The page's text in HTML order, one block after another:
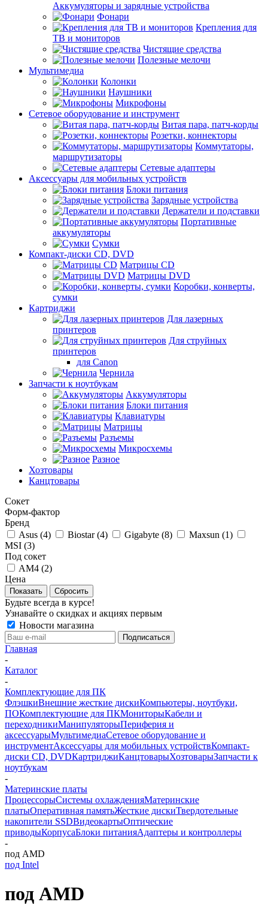
Аккумуляторы и зарядные устройства
Фонари
Крепления для
ТВ и мониторов
Чистящие средства
Полезные мелочи
Мультимедиа
Колонки
Наушники
Микрофоны
Сетевое оборудование и инструмент
Витая пара, патч-корды
Розетки, коннекторы
Коммутаторы,
маршрутизаторы
Сетевые адаптеры
Аксессуары для мобильных устройств
Блоки питания
Зарядные устройства
Держатели и подставки
Портативные
аккумуляторы
Сумки
Компакт-диски CD, DVD
Матрицы CD
Матрицы DVD
Коробки, конверты,
сумки
Картриджи
Для лазерных
принтеров
Для струйных
принтеров
для Canon
Чернила
Запчасти к ноутбукам
Аккумуляторы
Блоки питания
Клавиатуры
Матрицы
Разъемы
Микросхемы
Разное
Хозтовары
Канцтовары
Сокет
Форм-фактор
Бренд
Asus (4) Biostar (4) Gigabyte (8) Maxsun (1)
MSI (3)
Под сокет
AM4 (2)
Цена
Сбросить
Будьте всегда в курсе!
Узнавайте о скидках и акциях первым
Новости магазина
Главная
-
Каталог
-
Комплектующие для ПК
ФлэшкиВнешние жесткие дискиКомпьютеры, ноутбуки,
ПОКомплектующие для ПКМониторыКабели и
переходникиМанипуляторыПериферия и
аксессуарыМультимедиаСетевое оборудование и
инструментАксессуары для мобильных устройствКомпакт-
диски CD, DVDКартриджиКанцтоварыХозтоварыЗапчасти к
ноутбукам
-
Материнские платы
ПроцессорыСистемы охлажденияМатеринские
платыОперативная памятьЖесткие дискиТвердотельные
накопители SSDВидеокартыОптические
приводыКорпусаБлоки питанияАдаптеры и контроллеры
-
под AMD
под Intel
под AMD